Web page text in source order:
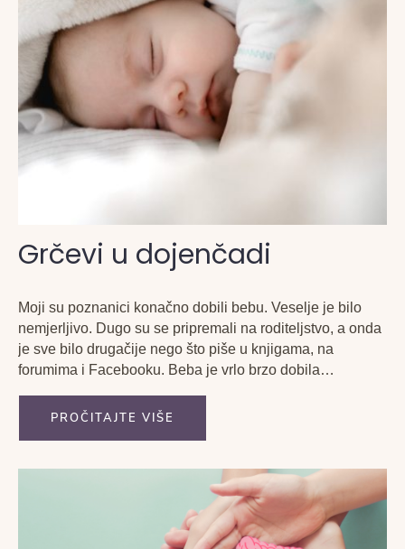
Grčevi u dojenčadi
Moji su poznanici konačno dobili bebu. Veselje je bilo
nemjerljivo. Dugo su se pripremali na roditeljstvo, a onda
je sve bilo drugačije nego što piše u knjigama, na
forumima i Facebooku. Beba je vrlo brzo dobila
bebu koja ima grčeve, znaju...
PROČITAJTE VIŠE